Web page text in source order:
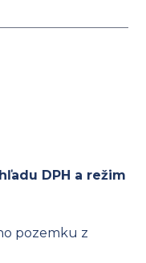
DPH a režim
pozemku z